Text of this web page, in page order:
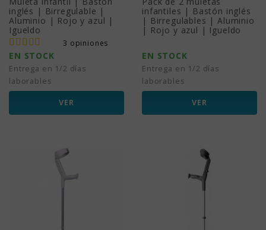
inglés | Birregulable |
Aluminio | Rojo y azul |
Igueldo
3 opiniones
EN STOCK
Entrega en 1/2 días
laborables
VER
infantiles | Bastón inglés
| Birregulables | Aluminio
| Rojo y azul | Igueldo
EN STOCK
Entrega en 1/2 días
laborables
VER